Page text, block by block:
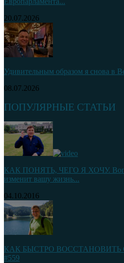
20.07.2026
Удивительным образом я снова в
08.07.2026
ПОПУЛЯРНЫЕ СТАТЬИ
КАК ПОНЯТЬ, ЧЕГО Я ХОЧУ.
изменит вашу жизнь...
04.10.2016
КАК БЫСТРО ВОССТАНОВИТЬ
#559